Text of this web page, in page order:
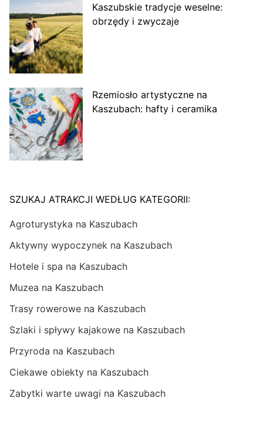
Kaszubskie tradycje weselne:
obrzędy i zwyczaje
Rzemiosło artystyczne na
Kaszubach: hafty i ceramika
SZUKAJ ATRAKCJI WEDŁUG KATEGORII:
Agroturystyka na Kaszubach
Aktywny wypoczynek na Kaszubach
Hotele i spa na Kaszubach
Muzea na Kaszubach
Trasy rowerowe na Kaszubach
Szlaki i spływy kajakowe na Kaszubach
Przyroda na Kaszubach
Ciekawe obiekty na Kaszubach
Zabytki warte uwagi na Kaszubach